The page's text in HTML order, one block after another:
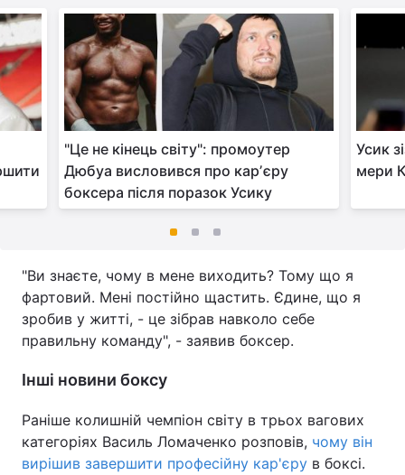
"Це не кінець світу": промоутер
Дюбуа висловився про карʼєру
боксера після поразок Усику
Усик
мери
"Ви знаєте, чому в мене виходить? Тому що я
фартовий. Мені постійно щастить. Єдине, що я
зробив у житті, - це зібрав навколо себе
правильну команду", - заявив боксер.
Інші новини боксу
Раніше колишній чемпіон світу в трьох вагових
категоріях Василь Ломаченко розповів, чому він
вирішив завершити професійну кар'єру в боксі.